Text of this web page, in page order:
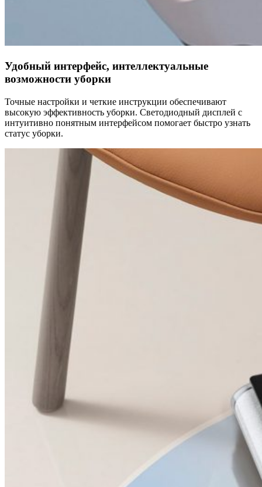
Удобный интерфейс, интеллектуальные
возможности уборки
Точные настройки и четкие инструкции обеспечивают
высокую эффективность уборки. Светодиодный дисплей с
интуитивно понятным интерфейсом помогает быстро узнать
статус уборки.